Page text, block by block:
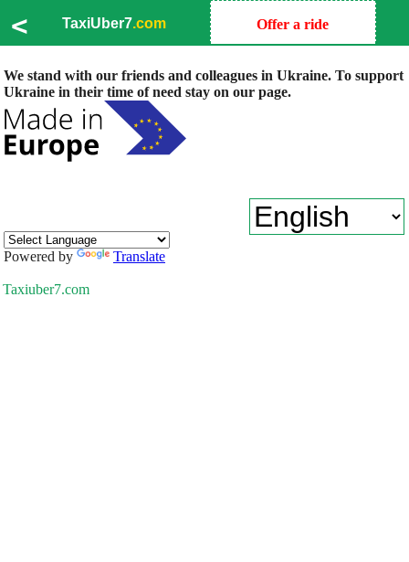
< TaxiUber7.com Offer a ride
We stand with our friends and colleagues in Ukraine. To support
Ukraine in their time of need stay on our page.
Powered by Translate
Taxiuber7.com